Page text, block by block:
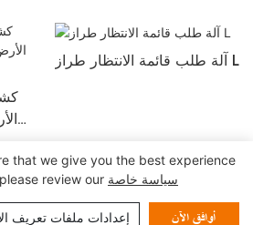
آلة طلب قائمة الانتظار طراز L
حقوق النشر © 2024 شركة شنتشن لين كشك سيستمز المحدودة |
that we give you the best experience
review our سياسة خاصة
إعدادات ملفات تعريف أوافق الآن